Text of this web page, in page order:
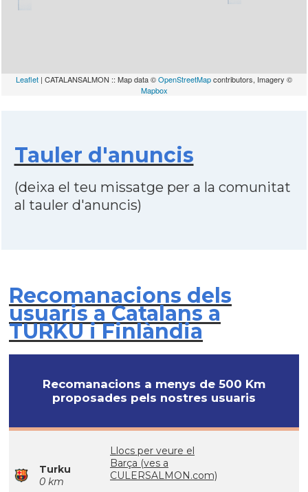
Leaflet | CATALANSALMON :: Map data ©OpenStreetMapcontributors, Imagery ©
Mapbox
Tauler d'anuncis
(deixa el teu missatge per a la comunitat
al tauler d'anuncis)
Recomanacions dels
usuaris a Catalans a
TURKU i Finlàndia
Recomanacions a menys de 500 Km
proposades pels nostres usuaris
Turku
0 km
Llocs per veure el
Barça (ves a
CULERSALMON.com)